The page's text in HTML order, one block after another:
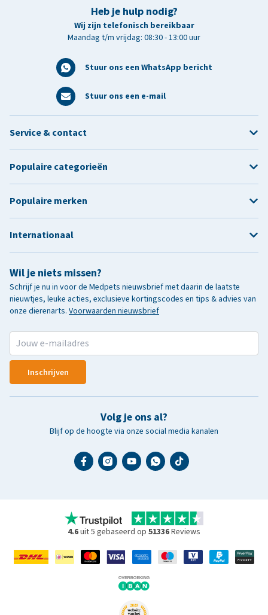
Heb je hulp nodig?
Wij zijn telefonisch bereikbaar
Maandag t/m vrijdag: 08:30 - 13:00 uur
Stuur ons een WhatsApp bericht
Stuur ons een e-mail
Wil je niets missen?
Schrijf je nu in voor de Medpets nieuwsbrief met daarin de laatste
nieuwtjes, leuke acties, exclusieve kortingscodes en tips & advies van
onze dierenarts. Voorwaarden nieuwsbrief
Inschrijven
Volg je ons al?
Blijf op de hoogte via onze social media kanalen
Service & contact
Populaire categorieën
Populaire merken
Internationaal
4.6uit 5 gebaseerd op 51336Reviews